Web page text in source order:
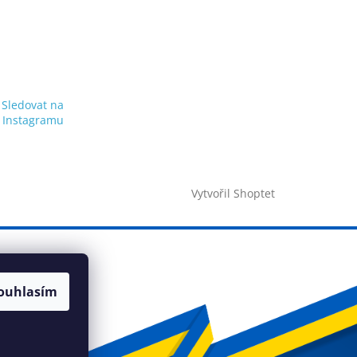
Sledovat na
Instagramu
Vytvořil Shoptet